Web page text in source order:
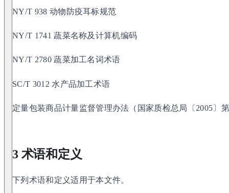
NY/T 938 动物防疫耳标规范
NY/T 1741 蔬菜名称及计算机编码
NY/T 2780 蔬菜加工名词术语
SC/T 3012 水产品加工术语
定量包装商品计量监督管理办法（国家质检总局〔2005〕
3 术语和定义
下列术语和定义适用于本文件。